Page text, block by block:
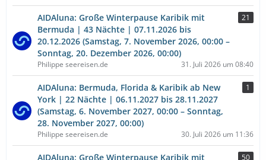
AIDAluna: Große Winterpause Karibik mit
Bermuda | 43 Nächte | 07.11.2026 bis
20.12.2026 (Samstag, 7. November 2026, 00:00 –
Sonntag, 20. Dezember 2026, 00:00)
21
Philippe seereisen.de 31. Juli 2026 um 08:40
AIDAluna: Bermuda, Florida & Karibik ab New
York | 22 Nächte | 06.11.2027 bis 28.11.2027
(Samstag, 6. November 2027, 00:00 – Sonntag,
28. November 2027, 00:00)
1
Philippe seereisen.de 30. Juli 2026 um 11:36
AIDAluna: Große Winterpause Karibik mit
50